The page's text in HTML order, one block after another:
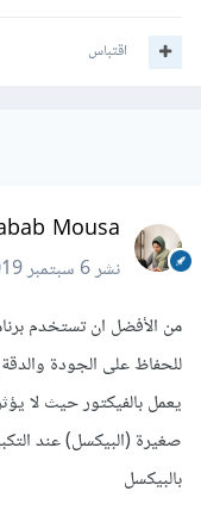
اقتباس
Mousa
نشر6 سبتمبر 2019
من الأفضل ان تستخدم
للحفاظ على الجودة والدقة
يعمل بالفيكتور حيث لا
صغيرة (البيكسل) عند
بالبيكسل